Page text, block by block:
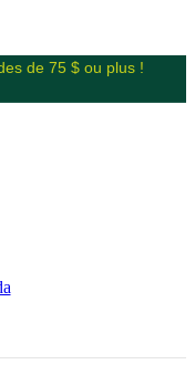
de 75 $ ou plus !